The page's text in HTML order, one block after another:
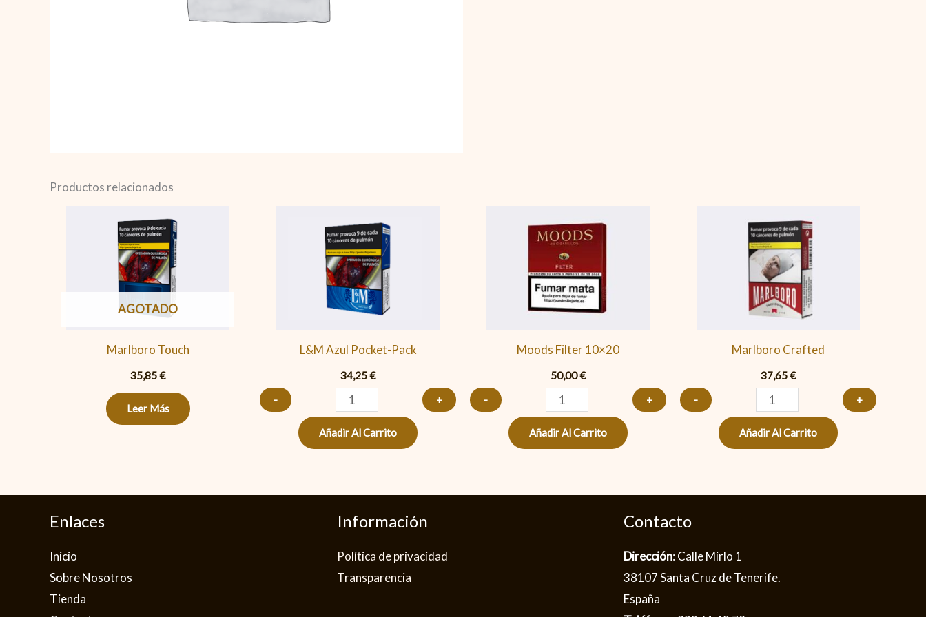
Productos relacionados
AGOTADO
Marlboro Touch
35,85€
Leer Más
L&M Azul Pocket-Pack
34,25€
-
Azul
Pocket-
Pack
cantidad
+
Añadir Al Carrito
Moods Filter 10×20
50,00€
-
Filter
10x20
cantidad
+
Añadir Al Carrito
Marlboro Crafted
37,65€
-
Crafted
cantidad
+
Añadir Al Carrito
Enlaces
Inicio
Sobre Nosotros
Tienda
Información
Política de privacidad​
Transparencia
Contacto
Dirección: Calle Mirlo 1
38107 Santa Cruz de Tenerife.
España